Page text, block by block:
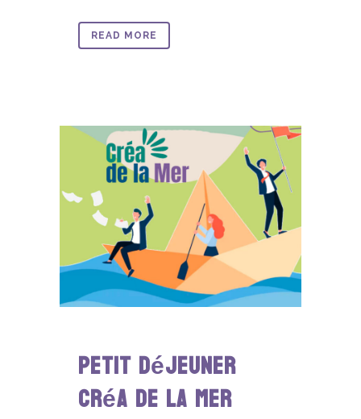
READ MORE
Petit déjeuner
Créa de la Mer